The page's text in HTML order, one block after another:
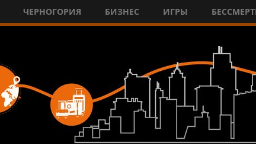
ЧЕРНОГОРИЯ БИЗНЕС ИГРЫ